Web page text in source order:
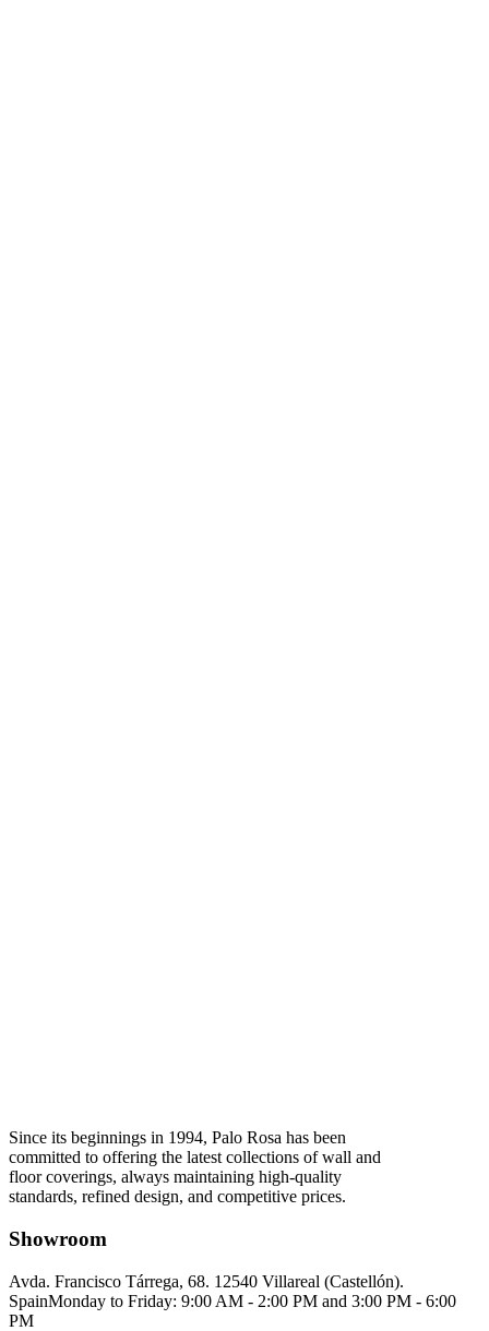
Since its beginnings in 1994, Palo Rosa has been
committed to offering the latest collections of wall and
floor coverings, always maintaining high-quality
standards, refined design, and competitive prices.
Showroom
Avda. Francisco Tárrega, 68. 12540 Villareal (Castellón).
SpainMonday to Friday: 9:00 AM - 2:00 PM and 3:00 PM - 6:00
PM